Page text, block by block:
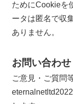
ためにCookieを
ータは匿名で収
ありません。
お問い合わせ
ご意見・ご質問